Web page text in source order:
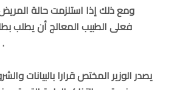
ومع ذلك إذا استلزمت حالة
فعلى الطبيب المعالج أن يطلب
اللازمة لهذا الغرض .
يصدر الوزير المختص قرارا بالبيانات